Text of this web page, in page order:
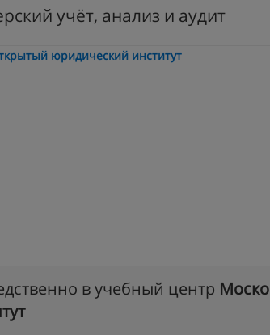
учёт, анализ и аудит
юридический институт
в учебный центр